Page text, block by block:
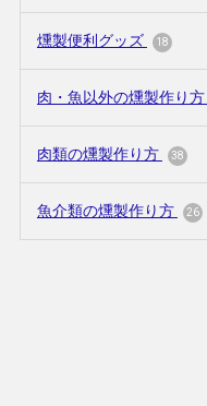
燻製便利グッズ 18
肉・魚以外の燻製作り方
肉類の燻製作り方 38
魚介類の燻製作り方 26